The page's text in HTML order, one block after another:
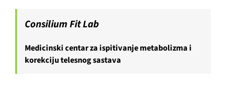
Consilium Fit Lab
Medicinski centar za ispitivanje metabolizma i
korekciju telesnog sastava